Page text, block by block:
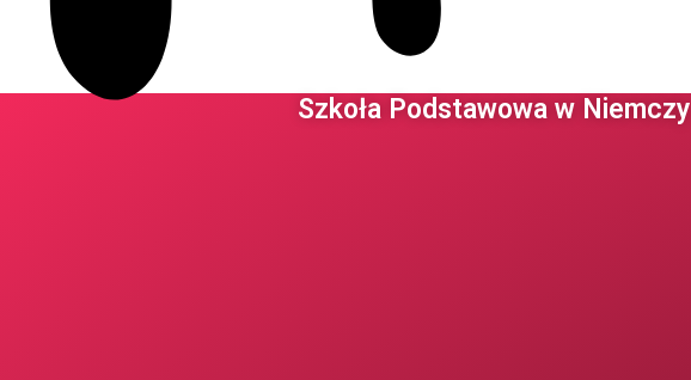
Szkoła Podstawowa w Niemczy ​